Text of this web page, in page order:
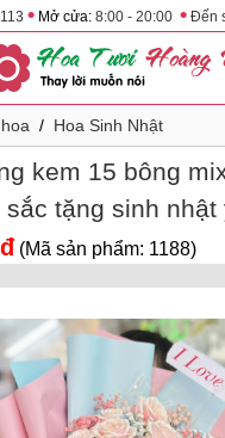
• Mở cửa: 8:00 - 20:00 • Đến
/ Hoa Sinh Nhật
kem 15 bông
sắc tặng sinh nhật
(Mã sản phẩm: 1188)